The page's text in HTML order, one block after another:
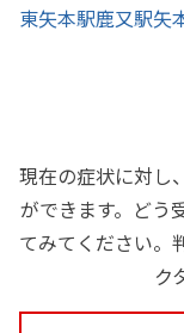
東矢本駅鹿又駅矢
現在の症状に対し
ができます。どう
てみてください。
ク